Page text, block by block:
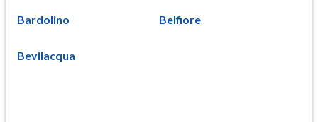
Bardolino Belfiore
Bevilacqua